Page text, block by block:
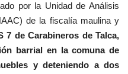
la Unidad de Análisis
de la fiscalía maulina y
7 de Carabineros de Talca,
barrial en la comuna de
y deteniendo a dos